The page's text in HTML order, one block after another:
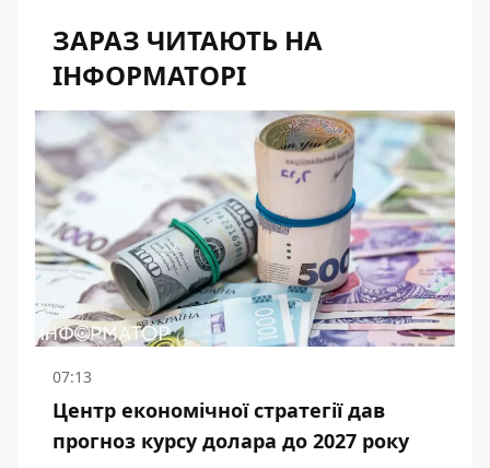
ЗАРАЗ ЧИТАЮТЬ НА
ІНФОРМАТОРІ
07:13
Центр економічної стратегії дав
прогноз курсу долара до 2027 року